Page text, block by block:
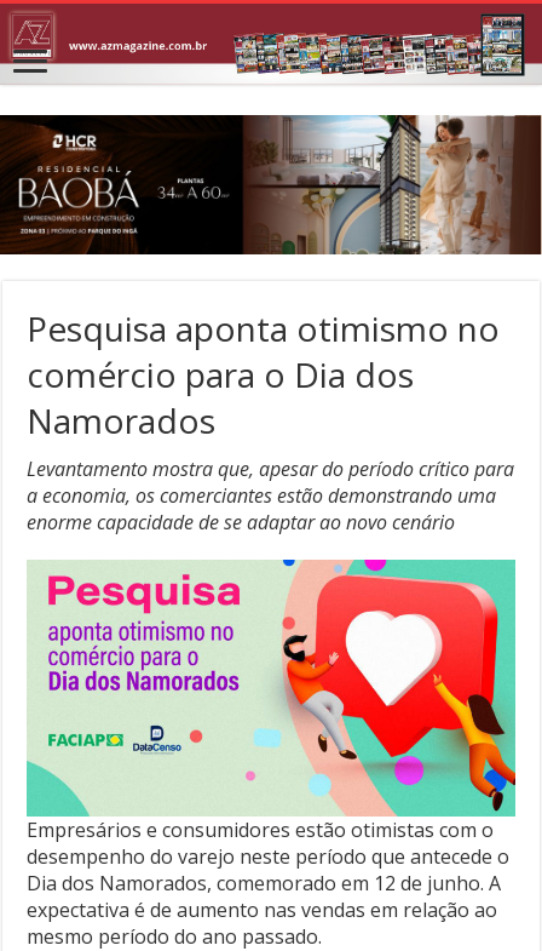
Pesquisa aponta otimismo no
comércio para o Dia dos
Namorados
Levantamento mostra que, apesar do período crítico para
a economia, os comerciantes estão demonstrando uma
enorme capacidade de se adaptar ao novo cenário
Empresários e consumidores estão otimistas com o
desempenho do varejo neste período que antecede o
Dia dos Namorados, comemorado em 12 de junho. A
expectativa é de aumento nas vendas em relação ao
mesmo período do ano passado.